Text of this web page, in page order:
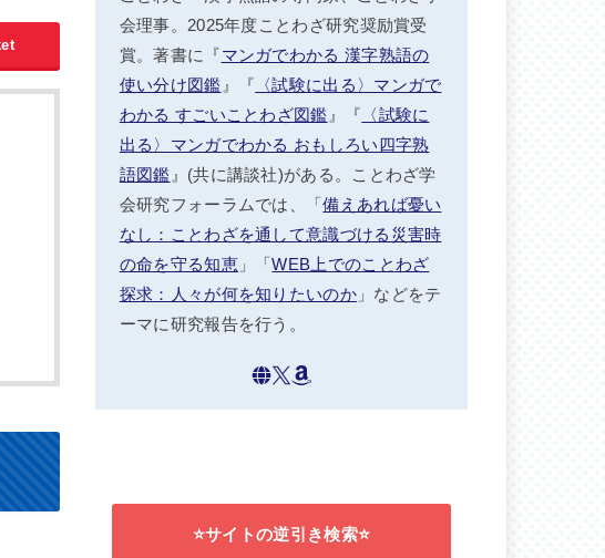
会理事。2025年度ことわざ研究奨励賞受
賞。著書に『マンガでわかる 漢字熟語の
使い分け図鑑 』『 〈試験に出る〉マンガで
わかる すごいことわざ図鑑 』『 〈試験に
出る〉マンガでわかる おもしろい四字熟
語図鑑 』(共に講談社)がある。ことわざ学
会研究フォーラムでは、「備えあれば憂い
なし：ことわざを通して意識づける災害時
の命を守る知恵」「WEB上でのことわざ
探求：人々が何を知りたいのか」などをテ
ーマに研究報告を行う。
⭐サイトの逆引き検索⭐